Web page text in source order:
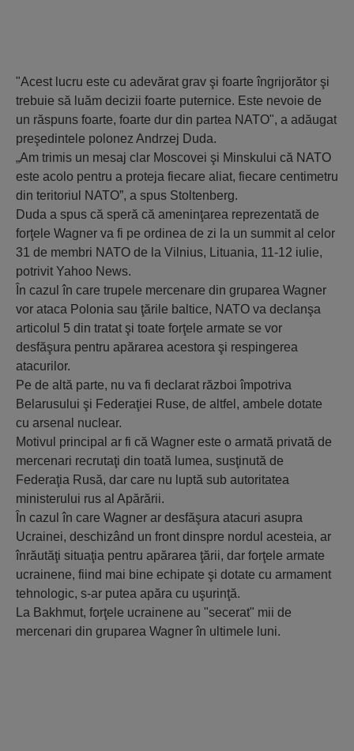
"Acest lucru este cu adevărat grav şi foarte îngrijorător şi
trebuie să luăm decizii foarte puternice. Este nevoie de
un răspuns foarte, foarte dur din partea NATO", a adăugat
preşedintele polonez Andrzej Duda.
„Am trimis un mesaj clar Moscovei şi Minskului că NATO
este acolo pentru a proteja fiecare aliat, fiecare centimetru
din teritoriul NATO”, a spus Stoltenberg.
Duda a spus că speră că ameninţarea reprezentată de
forţele Wagner va fi pe ordinea de zi la un summit al celor
31 de membri NATO de la Vilnius, Lituania, 11-12 iulie,
potrivit Yahoo News.
În cazul în care trupele mercenare din gruparea Wagner
vor ataca Polonia sau ţările baltice, NATO va declanşa
articolul 5 din tratat şi toate forţele armate se vor
desfăşura pentru apărarea acestora şi respingerea
atacurilor.
Pe de altă parte, nu va fi declarat război împotriva
Belarusului şi Federaţiei Ruse, de altfel, ambele dotate
cu arsenal nuclear.
Motivul principal ar fi că Wagner este o armată privată de
mercenari recrutaţi din toată lumea, susţinută de
Federaţia Rusă, dar care nu luptă sub autoritatea
ministerului rus al Apărării.
În cazul în care Wagner ar desfăşura atacuri asupra
Ucrainei, deschizând un front dinspre nordul acesteia, ar
înrăutăţi situaţia pentru apărarea ţării, dar forţele armate
ucrainene, fiind mai bine echipate şi dotate cu armament
tehnologic, s-ar putea apăra cu uşurinţă.
La Bakhmut, forţele ucrainene au "secerat" mii de
mercenari din gruparea Wagner în ultimele luni.